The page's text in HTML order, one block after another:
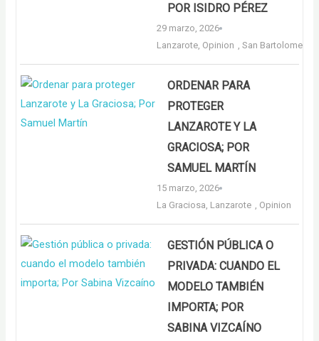
POR ISIDRO PÉREZ
29 marzo, 2026
Lanzarote Opinion ,San Bartolome
ORDENAR PARA
PROTEGER
LANZAROTE Y LA
GRACIOSA; POR
SAMUEL MARTÍN
15 marzo, 2026
La Graciosa Lanzarote Opinion
GESTIÓN PÚBLICA O
PRIVADA: CUANDO EL
MODELO TAMBIÉN
IMPORTA; POR
SABINA VIZCAÍNO